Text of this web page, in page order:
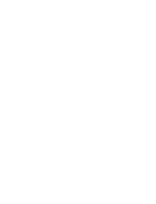
g(q) + \tau_{friction}